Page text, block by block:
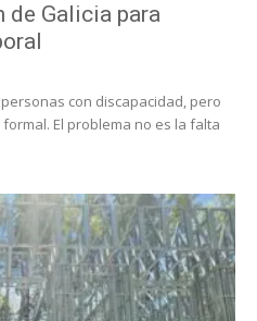
de Galicia para
con discapacidad, pero
El problema no es la falta